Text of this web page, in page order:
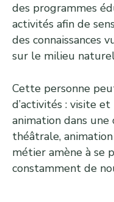
des programmes
activités afin de
des connaissances
sur le milieu
Cette personne
d’activités : visite
animation dans une
théâtrale,
métier amène à se
constamment de